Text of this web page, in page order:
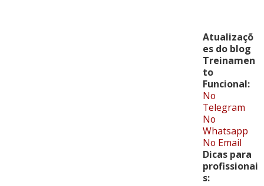
Atualizaçõ
es do blog
Treinamen
to
Funcional:
No
Telegram
No
Whatsapp
No Email
Dicas para
profissionai
s: